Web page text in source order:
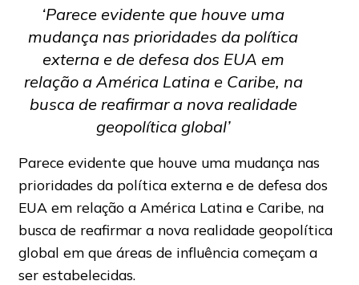
‘Parece evidente que houve uma
mudança nas prioridades da política
externa e de defesa dos EUA em
relação a América Latina e Caribe, na
busca de reafirmar a nova realidade
geopolítica global’
Parece evidente que houve uma mudança nas
prioridades da política externa e de defesa dos
EUA em relação a América Latina e Caribe, na
busca de reafirmar a nova realidade geopolítica
global em que áreas de influência começam a
ser estabelecidas.